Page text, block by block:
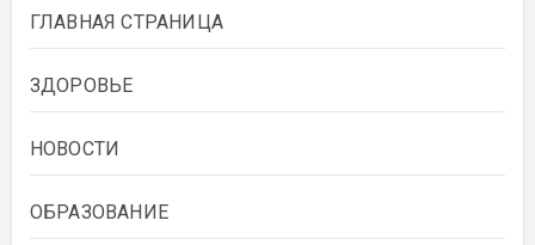
ГЛАВНАЯ СТРАНИЦА
ЗДОРОВЬЕ
НОВОСТИ
ОБРАЗОВАНИЕ